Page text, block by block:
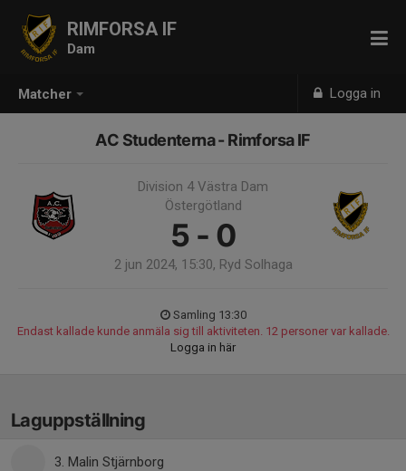
Matcher Logga in
RIMFORSA IF
Dam
AC Studenterna - Rimforsa IF
Division 4 Västra Dam
Östergötland
5 - 0
2 jun 2024, 15:30, Ryd Solhaga
Samling 13:30
Endast kallade kunde anmäla sig till aktiviteten. 12 personer var kallade.
Logga in här
Laguppställning
3. Malin Stjärnborg